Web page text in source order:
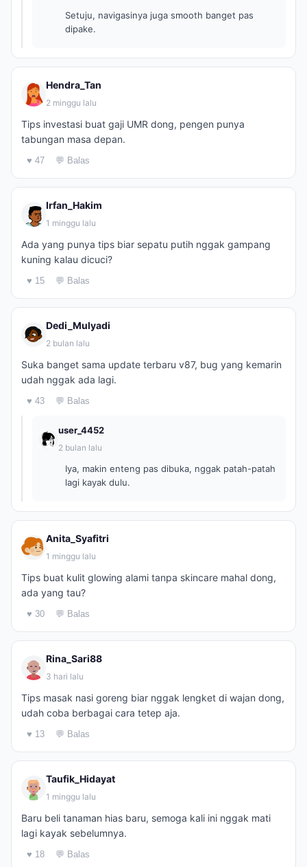
Setuju, navigasinya juga smooth banget pas
dipake.
Hendra_Tan
2 minggu lalu
Tips investasi buat gaji UMR dong, pengen punya
tabungan masa depan.
♥ 47 💬 Balas
Irfan_Hakim
1 minggu lalu
Ada yang punya tips biar sepatu putih nggak gampang
kuning kalau dicuci?
♥ 15 💬 Balas
Dedi_Mulyadi
2 bulan lalu
Suka banget sama update terbaru v87, bug yang kemarin
udah nggak ada lagi.
♥ 43 💬 Balas
user_4452
2 bulan lalu
Iya, makin enteng pas dibuka, nggak patah-patah
lagi kayak dulu.
Anita_Syafitri
1 minggu lalu
Tips buat kulit glowing alami tanpa skincare mahal dong,
ada yang tau?
♥ 30 💬 Balas
Rina_Sari88
3 hari lalu
Tips masak nasi goreng biar nggak lengket di wajan dong,
udah coba berbagai cara tetep aja.
♥ 13 💬 Balas
Taufik_Hidayat
1 minggu lalu
Baru beli tanaman hias baru, semoga kali ini nggak mati
lagi kayak sebelumnya.
♥ 18 💬 Balas